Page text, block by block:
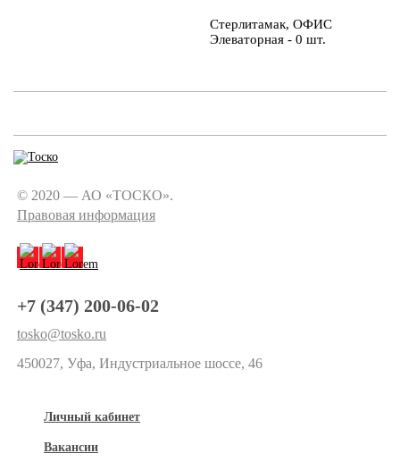
Стерлитамак, ОФИС
Элеваторная - 0 шт.
© 2020 — АО «ТОСКО».
Правовая информация
+7 (347) 200-06-02
tosko@tosko.ru
450027, Уфа, Индустриальное шоссе, 46
Личный кабинет
Вакансии